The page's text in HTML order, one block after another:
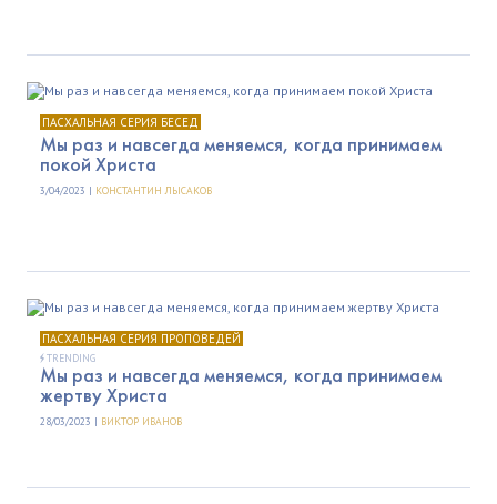
ПАСХАЛЬНАЯ СЕРИЯ БЕСЕД
Мы раз и навсегда меняемся, когда принимаем
покой Христа
3/04/2023 | КОНСТАНТИН ЛЫСАКОВ
ПАСХАЛЬНАЯ СЕРИЯ ПРОПОВЕДЕЙ
TRENDING
Мы раз и навсегда меняемся, когда принимаем
жертву Христа
28/03/2023 | ВИКТОР ИВАНОВ